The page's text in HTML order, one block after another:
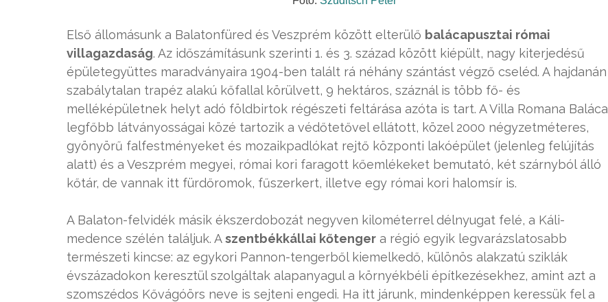
Első állomásunk a Balatonfüred és Veszprém között elterülő balácapusztai római
villagazdaság. Az időszámításunk szerinti 1. és 3. század között kiépült, nagy kiterjedésű
épületegyüttes maradványaira 1904-ben talált rá néhány szántást végző cseléd. A hajdanán
szabálytalan trapéz alakú kőfallal körülvett, 9 hektáros, száznál is több fő- és
melléképületnek helyt adó földbirtok régészeti feltárása azóta is tart. A Villa Romana Baláca
legfőbb látványosságai közé tartozik a védőtetővel ellátott, közel 2000 négyzetméteres,
gyönyörű falfestményeket és mozaikpadlókat rejtő központi lakóépület (jelenleg felújítás
alatt) és a Veszprém megyei, római kori faragott kőemlékeket bemutató, két szárnyból álló
kőtár, de vannak itt fürdőromok, fűszerkert, illetve egy római kori halomsír is.
A Balaton-felvidék másik ékszerdobozát negyven kilométerrel délnyugat felé, a Káli-
medence szélén találjuk. Aszentbékkállai kőtenger a régió egyik legvarázslatosabb
természeti kincse: az egykori Pannon-tengerből kiemelkedő, különös alakzatú sziklák
évszázadokon keresztül szolgáltak alapanyagul a környékbéli építkezésekhez, amint azt a
szomszédos Kővágóörs neve is sejteni engedi. Ha itt járunk, mindenképpen keressük fel a